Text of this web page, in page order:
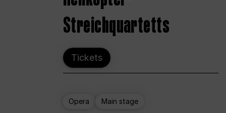
Streichquartetts
Tickets
Opera Main stage